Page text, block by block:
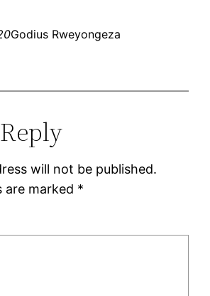
Godius Rweyongeza
will not be published.
are marked *